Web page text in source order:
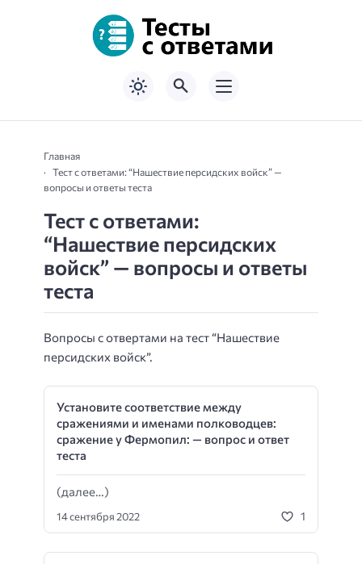
Главная
Тест с ответами: “Нашествие персидских войск” —
вопросы и ответы теста
Тест с ответами:
“Нашествие персидских
войск” — вопросы и ответы
теста
Вопросы с отвертами на тест “Нашествие
персидских войск”.
Установите соответствие между
сражениями и именами полководцев:
сражение у Фермопил: — вопрос и ответ
теста
(далее…)
14 сентября 2022 1